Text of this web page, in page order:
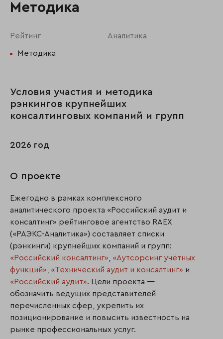
Методика
Рейтинг Аналитика
Методика
Условия участия и методика
рэнкингов крупнейших
консалтинговых компаний и групп
2026 год
О проекте
Ежегодно в рамках комплексного
аналитического проекта «Российский аудит и
консалтинг» рейтинговое агентство RAEX
(«РАЭКС-Аналитика») составляет списки
(рэнкинги) крупнейших компаний и групп:
«Российский консалтинг»
«Аутсорсинг учётных
функций»
«Технический аудит и консалтинг» и
«Российский аудит». Цели проекта —
обозначить ведущих представителей
перечисленных сфер, укрепить их
позиционирование и повысить известность на
рынке профессиональных услуг.